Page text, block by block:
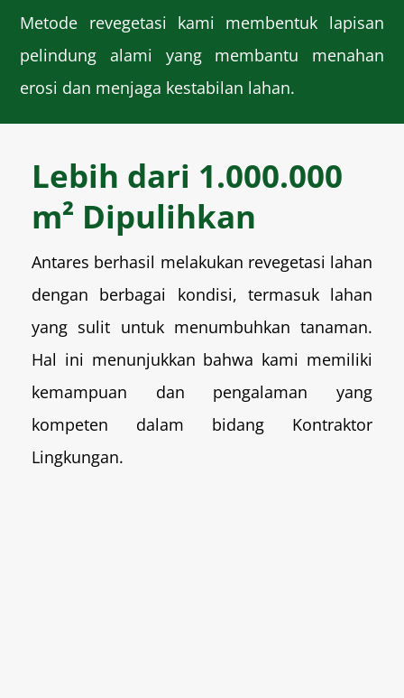
Metode revegetasi kami membentuk lapisan
pelindung alami yang membantu menahan
erosi dan menjaga kestabilan lahan.
Lebih dari 1.000.000
m² Dipulihkan
Antares berhasil melakukan revegetasi lahan
dengan berbagai kondisi, termasuk lahan
yang sulit untuk menumbuhkan tanaman.
Hal ini menunjukkan bahwa kami memiliki
kemampuan dan pengalaman yang
kompeten dalam bidang Kontraktor
Lingkungan.